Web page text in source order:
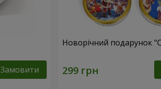
Замовити
Новорічний подарунок